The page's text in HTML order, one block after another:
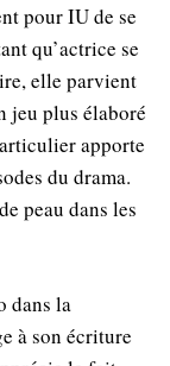
pour IU de se
qu’actrice se
elle parvient
jeu plus élaboré
apporte
du drama.
peau dans les
dans la
à son écriture